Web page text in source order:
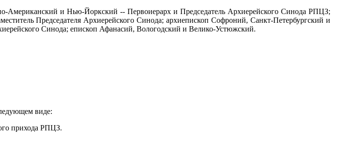
Американский и Нью-Йоркский -- Первоиерарх и Председатель Архиерейского Синода РПЦЗ;
Председателя Архиерейского Синода; архиепископ Софроний, Санкт-Петербургский и
Синода; епископ Афанасий, Вологодский и Велико-Устюжский.
виде:
прихода РПЦЗ.